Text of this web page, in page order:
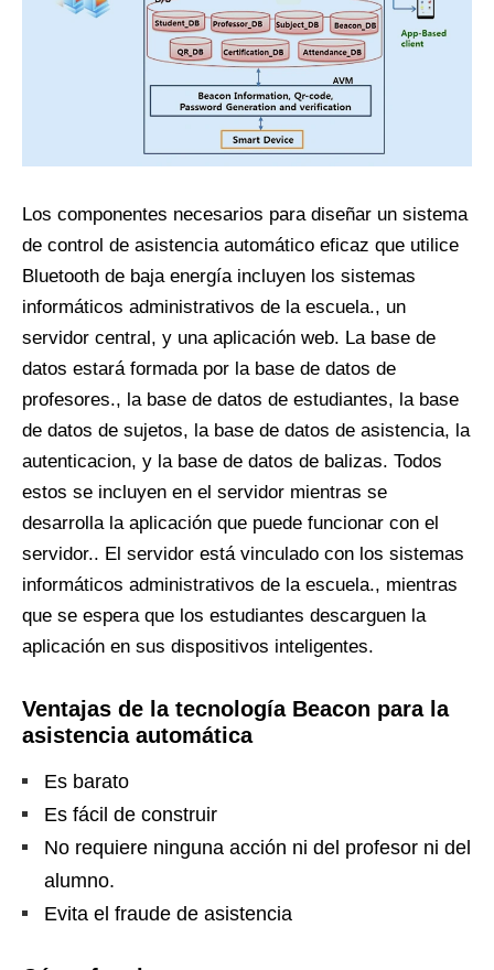
Los componentes necesarios para diseñar un sistema
de control de asistencia automático eficaz que utilice
Bluetooth de baja energía incluyen los sistemas
informáticos administrativos de la escuela., un
servidor central, y una aplicación web. La base de
datos estará formada por la base de datos de
profesores., la base de datos de estudiantes, la base
de datos de sujetos, la base de datos de asistencia, la
autenticacion, y la base de datos de balizas. Todos
estos se incluyen en el servidor mientras se
desarrolla la aplicación que puede funcionar con el
servidor.. El servidor está vinculado con los sistemas
informáticos administrativos de la escuela., mientras
que se espera que los estudiantes descarguen la
aplicación en sus dispositivos inteligentes.
Ventajas de la tecnología Beacon para la
asistencia automática
Es barato
Es fácil de construir
No requiere ninguna acción ni del profesor ni del
alumno.
Evita el fraude de asistencia